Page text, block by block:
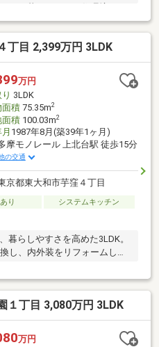
丁目 2,399万円 3LDK
万円
3LDK
面積75.35m2
面積100.03m2
1987年8月(築39年1ヶ月)
摩モノレール 上北台駅 徒歩15分
の交通
京都東大和市芋窪４丁目
り
システムキッチン
暮らしやすさを高めた3LDK。
し、内外装をリフォームした
１丁目 3,080万円 3LDK
万円